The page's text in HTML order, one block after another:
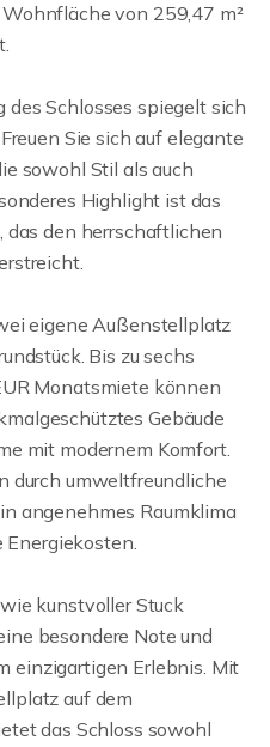
von 259,47 m²
Schlosses spiegelt sich
Sie sich auf elegante
sowohl Stil als auch
Highlight ist das
den herrschaftlichen
eigene Außenstellplatz
Bis zu sechs
Monatsmiete können
Gebäude
mit modernem Komfort.
durch umweltfreundliche
angenehmes Raumklima
Energiekosten.
kunstvoller Stuck
besondere Note und
einzigartigen Erlebnis. Mit
auf dem
das Schloss sowohl